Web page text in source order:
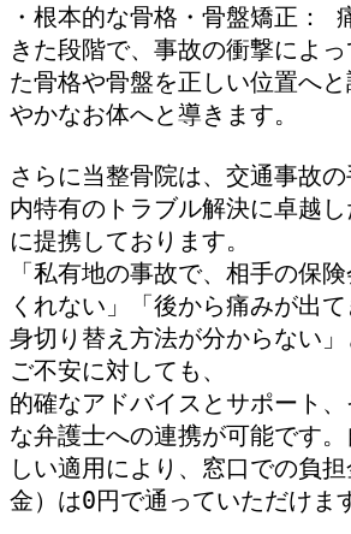
・根本的な骨格・骨盤矯正：
きた段階で、事故の衝撃によ
た骨格や骨盤を正しい位置へ
やかなお体へと導きます。
さらに当整骨院は、交通事故
内特有のトラブル解決に卓越
に提携しております。
「私有地の事故で、相手の保
くれない」「後から痛みが出
身切り替え方法が分からない
ご不安に対しても、
的確なアドバイスとサポート
な弁護士への連携が可能です
しい適用により、窓口での負
金）は0円で通っていただけま